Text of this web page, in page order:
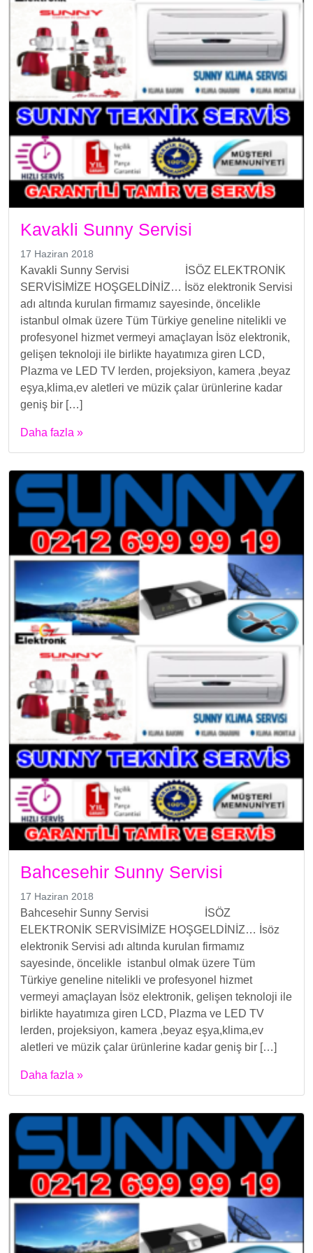
Kavakli Sunny Servisi
17 Haziran 2018
Kavakli Sunny Servisi İSÖZ ELEKTRONİK
SERVİSİMİZE HOŞGELDİNİZ… İsöz elektronik Servisi
adı altında kurulan firmamız sayesinde, öncelikle
istanbul olmak üzere Tüm Türkiye geneline nitelikli ve
profesyonel hizmet vermeyi amaçlayan İsöz elektronik,
gelişen teknoloji ile birlikte hayatımıza giren LCD,
Plazma ve LED TV lerden, projeksiyon, kamera ,beyaz
eşya,klima,ev aletleri ve müzik çalar ürünlerine kadar
geniş bir […]
Daha fazla »
Bahcesehir Sunny Servisi
17 Haziran 2018
Bahcesehir Sunny Servisi İSÖZ
ELEKTRONİK SERVİSİMİZE HOŞGELDİNİZ… İsöz
elektronik Servisi adı altında kurulan firmamız
sayesinde, öncelikle istanbul olmak üzere Tüm
Türkiye geneline nitelikli ve profesyonel hizmet
vermeyi amaçlayan İsöz elektronik, gelişen teknoloji ile
birlikte hayatımıza giren LCD, Plazma ve LED TV
lerden, projeksiyon, kamera ,beyaz eşya,klima,ev
aletleri ve müzik çalar ürünlerine kadar geniş bir […]
Daha fazla »